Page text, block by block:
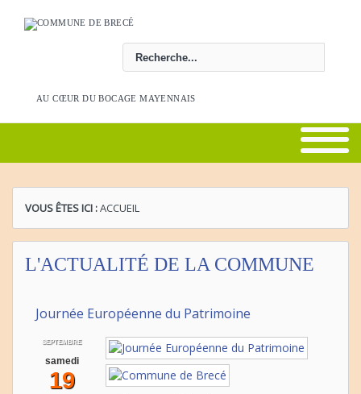
AU CŒUR DU BOCAGE MAYENNAIS
VOUS ÊTES ICI :ACCUEIL
L'ACTUALITÉ DE LA COMMUNE
Journée Européenne du Patrimoine
SEPTEMBRE
samedi
19